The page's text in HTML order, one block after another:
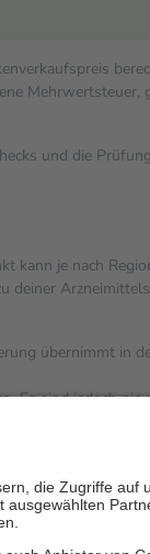
und die
kann je nach
deiner
übernimmt in
Es sind jedoch nie
an bei: